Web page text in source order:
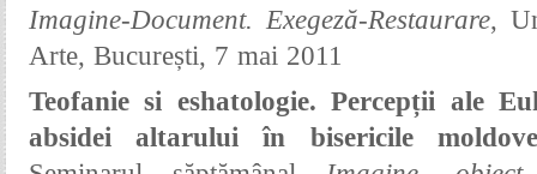
Imagine-Document. Exegeză-Restaurare,
Arte, București, 7 mai 2011
Teofanie si eshatologie. Percepții ale
absidei altarului în bisericile